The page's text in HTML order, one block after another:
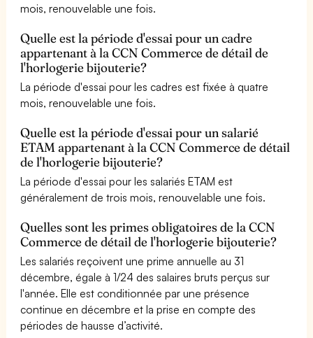
mois, renouvelable une fois.
Quelle est la période d'essai pour un cadre
appartenant à la CCN Commerce de détail de
l'horlogerie bijouterie?
La période d'essai pour les cadres est fixée à quatre
mois, renouvelable une fois.
Quelle est la période d'essai pour un salarié
ETAM appartenant à la CCN Commerce de détail
de l'horlogerie bijouterie?
La période d'essai pour les salariés ETAM est
généralement de trois mois, renouvelable une fois.
Quelles sont les primes obligatoires de la CCN
Commerce de détail de l'horlogerie bijouterie?
Les salariés reçoivent une prime annuelle au 31
décembre, égale à 1/24 des salaires bruts perçus sur
l'année. Elle est conditionnée par une présence
continue en décembre et la prise en compte des
périodes de hausse d’activité.